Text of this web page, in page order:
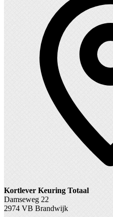
Kortlever Keuring Totaal
Damseweg 22
2974 VB Brandwijk